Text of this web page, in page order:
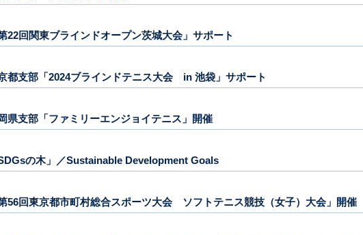
回関東ブラインドオープン茨城大会」サポート
支部「2024ブラインドテニス大会 in 池袋」サポート
支部「ファミリーエンジョイテニス」開催
の木」／Sustainable Development Goals
回東京都市町村総合スポーツ大会 ソフトテニス競技（女子）大会」開催